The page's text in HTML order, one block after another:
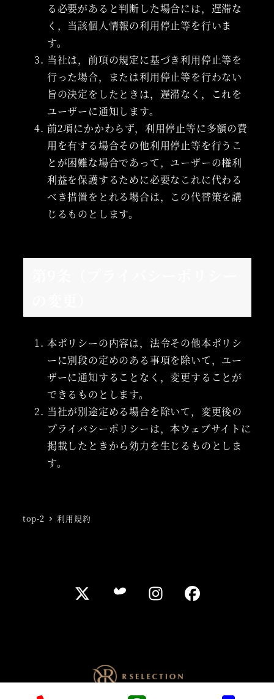
る必要があると判断した場合には，遅滞な
く，当該個人情報の利用停止等を行いま
す。
当社は，前項の規定に基づき利用停止等を
行った場合，または利用停止等を行わない
旨の決定をしたときは，遅滞なく，これを
ユーザーに通知します。
前2項にかかわらず，利用停止等に多額の費
用を有する場合その他利用停止等を行うこ
とが困難な場合であって，ユーザーの権利
利益を保護するために必要なこれに代わる
べき措置をとれる場合は，この代替策を講
じるものとします。
本ポリシーの内容は，法令その他本ポリシ
ーに別段の定めのある事項を除いて，ユー
ザーに通知することなく，変更することが
できるものとします。
当社が別途定める場合を除いて，変更後の
プライバシーポリシーは，本ウェブサイトに
掲載したときから効力を生じるものとしま
す。
top-2 利用規約
instagramfacebook